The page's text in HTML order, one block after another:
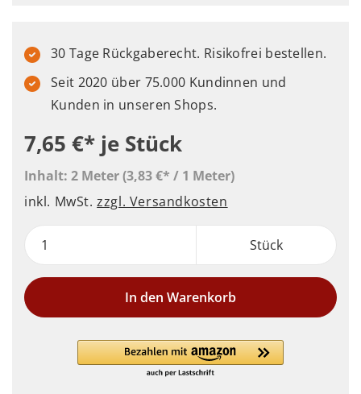
30 Tage Rückgaberecht. Risikofrei bestellen.
Seit 2020 über 75.000 Kundinnen und
Kunden in unseren Shops.
7,65 €* je Stück
Inhalt: 2 Meter(3,83 €* / 1 Meter)
inkl. MwSt.zzgl. Versandkosten
Stück
In den Warenkorb